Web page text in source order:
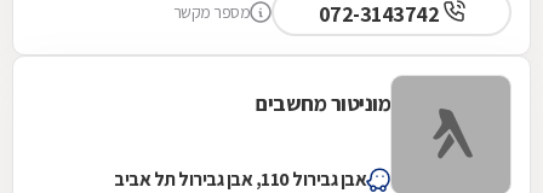
מספר מקשר
מוניטור מחשבים
אבן גבירול 110, אבן גבירול תל אביב